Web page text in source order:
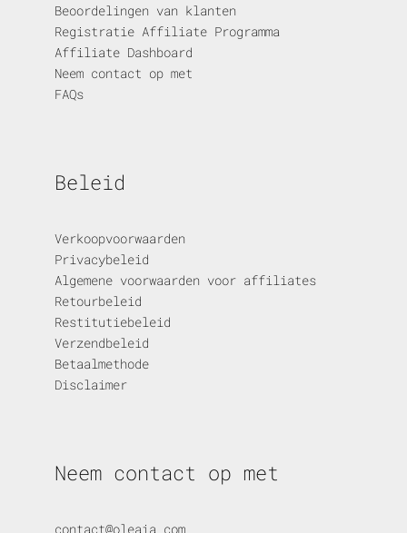
Beoordelingen van klanten
Registratie Affiliate Programma
Affiliate Dashboard
Neem contact op met
FAQs
Beleid
Verkoopvoorwaarden
Privacybeleid
Algemene voorwaarden voor affiliates
Retourbeleid
Restitutiebeleid
Verzendbeleid
Betaalmethode
Disclaimer
Neem contact op met
contact@oleaia.com